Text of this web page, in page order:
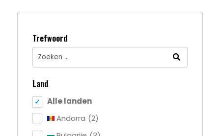
Trefwoord
Land
Alle landen
Andorra (2)